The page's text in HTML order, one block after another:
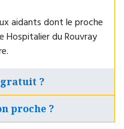
aidants dont le proche
Hospitalier du Rouvray
?
proche ?